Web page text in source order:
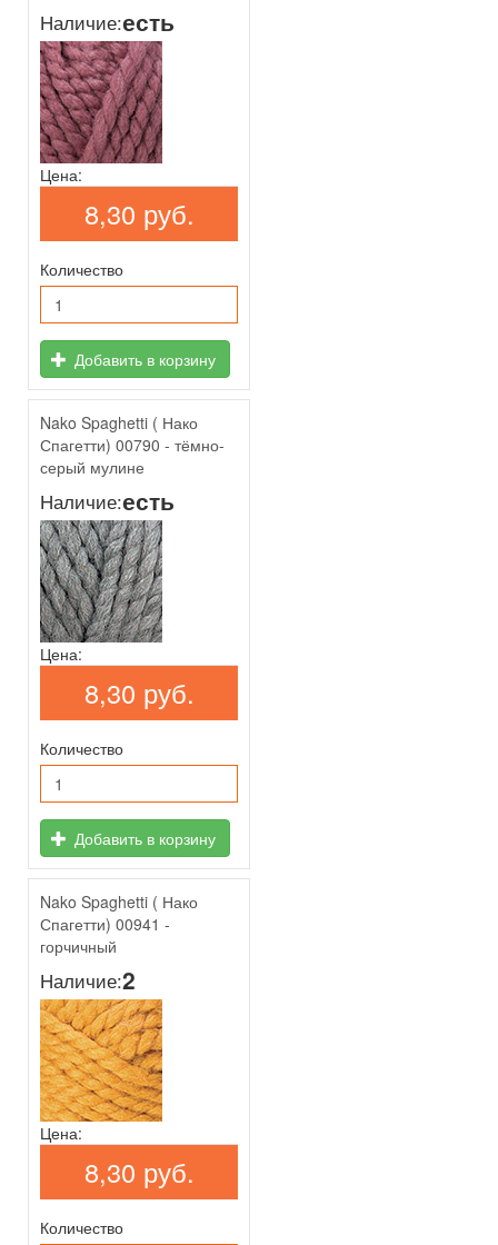
Наличие:есть
Цена:
8,30 руб.
Количество
Добавить в корзину
Nako Spaghetti ( Нако
Спагетти) 00790 - тёмно-
серый мулине
Наличие:есть
Цена:
8,30 руб.
Количество
Добавить в корзину
Nako Spaghetti ( Нако
Спагетти) 00941 -
горчичный
Наличие:2
Цена:
8,30 руб.
Количество